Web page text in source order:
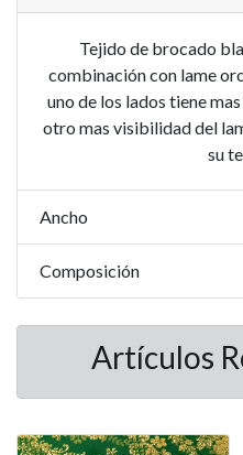
Tejido de brocado
combinación con lame
uno de los lados tiene
otro mas visibilidad del
su
Ancho
Composición
Artículos